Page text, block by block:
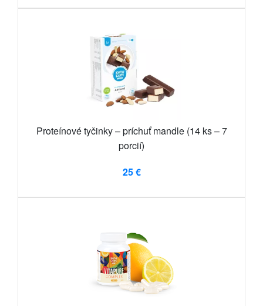
Proteínové tyčinky – príchuť mandle (14 ks – 7
porcií)
25 €